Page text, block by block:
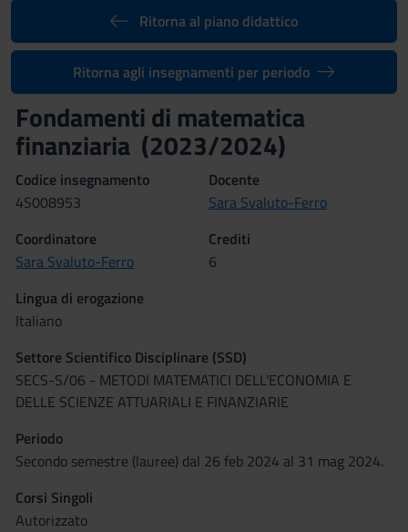
Ritorna al piano didattico
Ritorna agli insegnamenti per periodo
Fondamenti di matematica
finanziaria (2023/2024)
Codice insegnamento
4S008953
Docente
Sara Svaluto-Ferro
Coordinatore
Sara Svaluto-Ferro
Crediti
6
Lingua di erogazione
Italiano
Settore Scientifico Disciplinare (SSD)
SECS-S/06 - METODI MATEMATICI DELL'ECONOMIA E
DELLE SCIENZE ATTUARIALI E FINANZIARIE
Periodo
Secondo semestre (lauree) dal 26 feb 2024 al 31 mag 2024.
Corsi Singoli
Autorizzato